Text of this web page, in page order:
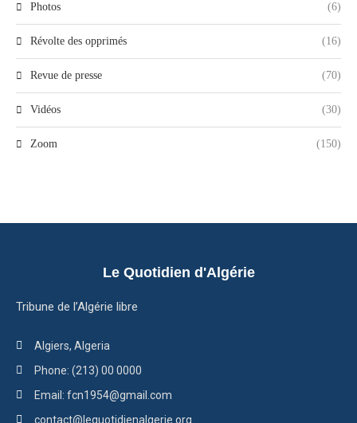
Photos (6)
Révolte des opprimés (16)
Revue de presse (70)
Vidéos (30)
Zoom (150)
Le Quotidien d'Algérie
Tribune de l’Algérie libre
Algiers, Algeria
Phone: (213) 00 0000
Email: fcn1954@gmail.com
contact@lequotidienalgerie.org